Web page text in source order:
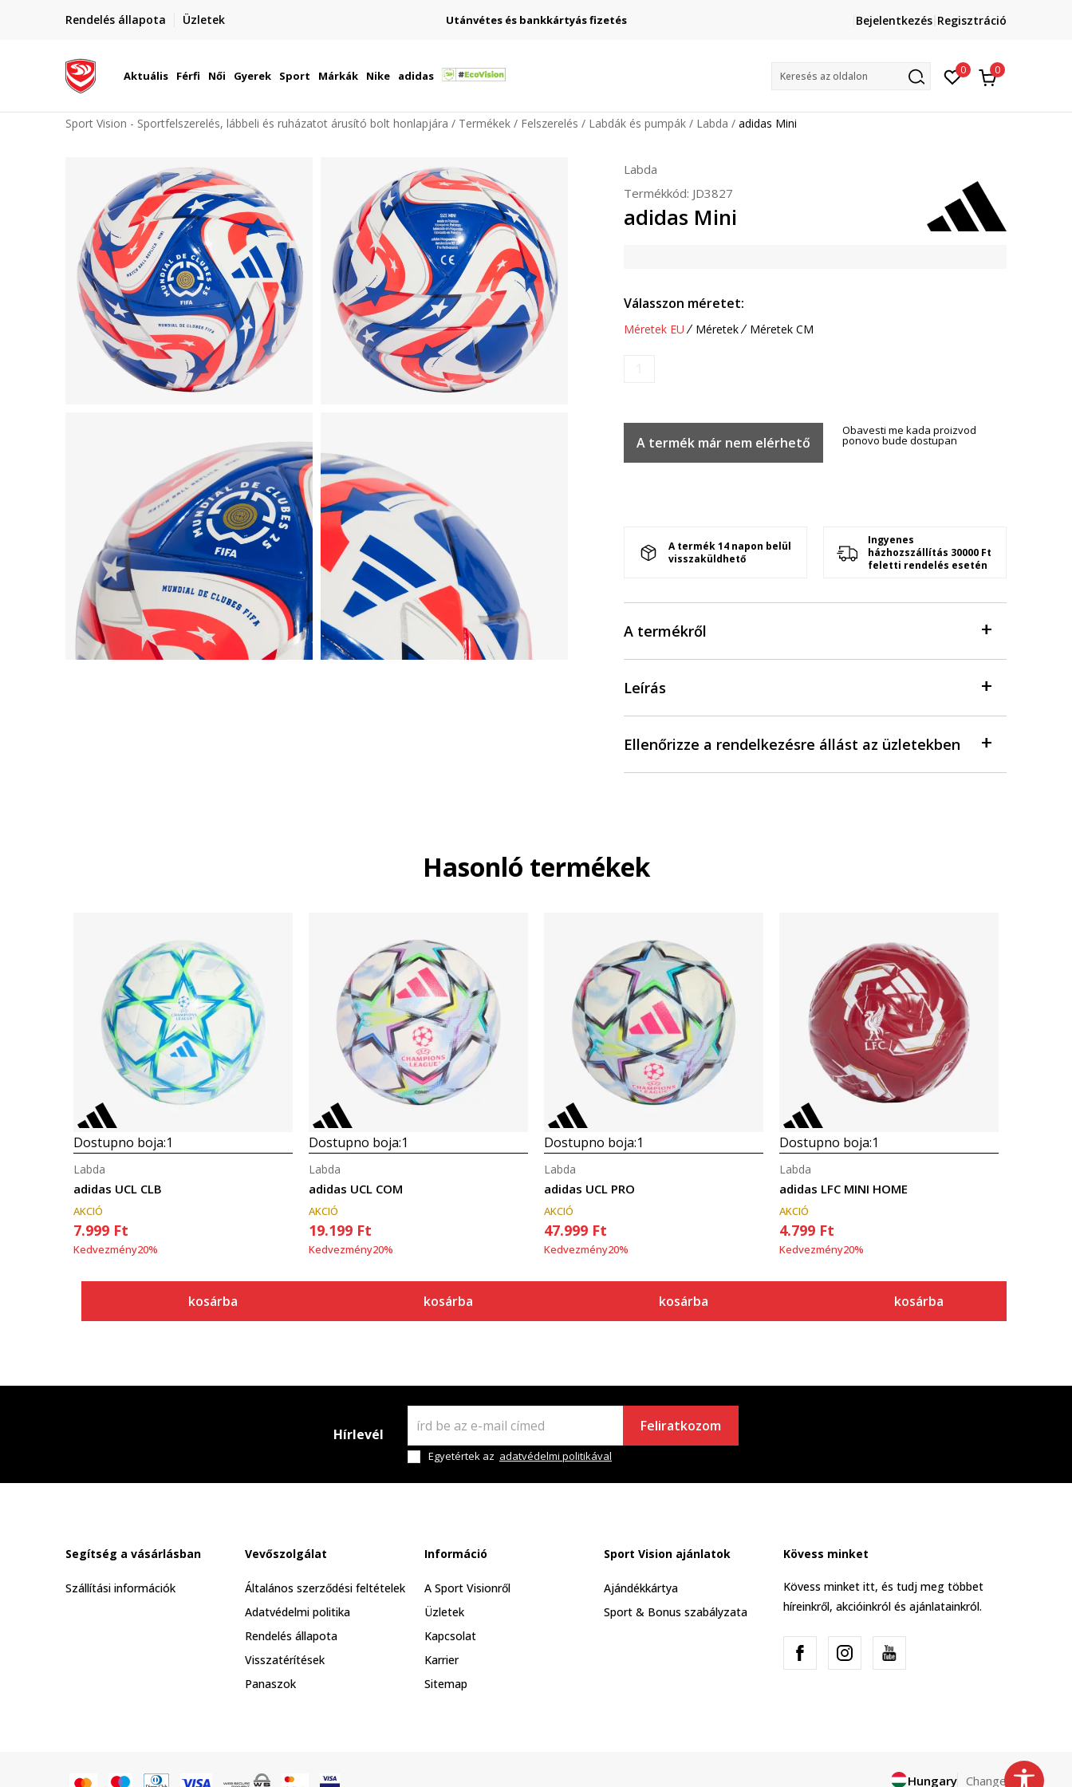
Rendelés állapota Üzletek
Szállítás Magyarország területén Utánvétes és bankkártyás fizetés
Lépj velünk kapcsolatba
online@sport-vision.huBejelentkezés Regisztráció
Aktuális Férfi Női Gyerek Sport Márkák Nike adidas Keresés az oldalon 0 0
Sport Vision - Sportfelszerelés, lábbeli és ruházatot árusító bolt honlapjára Termékek Felszerelés Labdák és pumpák Labda adidas Mini
Labda
Termékkód: JD3827
adidas Mini
Válasszon méretet:
Méretek EU Méretek Méretek CM
A termék már nem elérhető
Obavesti me kada proizvod
ponovo bude dostupan
A termék 14 napon belül
visszaküldhető
Ingyenes
házhozszállítás 30000 Ft
feletti rendelés esetén
A termékről
Leírás
Ellenőrizze a rendelkezésre állást az üzletekben
Hasonló termékek
Dostupno boja:1
adidas UCL CLB
Labda
AKCIÓ
7.999 Ft
Kedvezmény20%
kosárba
Dostupno boja:1
adidas UCL COM
Labda
AKCIÓ
19.199 Ft
Kedvezmény20%
kosárba
Dostupno boja:1
adidas UCL PRO
Labda
AKCIÓ
47.999 Ft
Kedvezmény20%
kosárba
Dostupno boja:1
adidas LFC MINI HOME
Labda
AKCIÓ
4.799 Ft
Kedvezmény20%
kosárba
Hírlevél Feliratkozom
Egyetértek az adatvédelmi politikával
Segítség a vásárlásban
Szállítási információk
Vevőszolgálat
Általános szerződési feltételek
Adatvédelmi politika
Rendelés állapota
Visszatérítések
Panaszok
Információ
A Sport Visionről
Üzletek
Kapcsolat
Karrier
Sitemap
Sport Vision ajánlatok
Ajándékkártya
Sport & Bonus szabályzata
Kövess minket
Kövess minket itt, és tudj meg többet
híreinkről, akcióinkról és ajánlatainkról.
Hungary Change